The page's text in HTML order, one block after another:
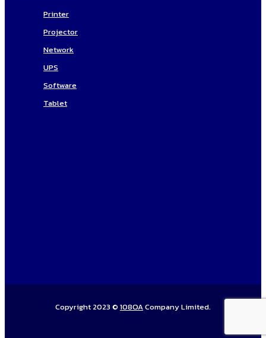
Printer
Projector
Network
UPS
Software
Tablet
Copyright 2023 © 108OACompany Limited.